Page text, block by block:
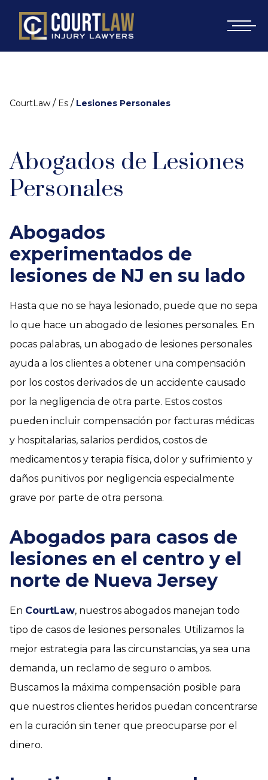
CourtLaw / Es / Lesiones Personales
Abogados de Lesiones
Personales
Abogados
experimentados de
lesiones de NJ en su lado
Hasta que no se haya lesionado, puede que no sepa
lo que hace un abogado de lesiones personales. En
pocas palabras, un abogado de lesiones personales
ayuda a los clientes a obtener una compensación
por los costos derivados de un accidente causado
por la negligencia de otra parte. Estos costos
pueden incluir compensación por facturas médicas
y hospitalarias, salarios perdidos, costos de
medicamentos y terapia física, dolor y sufrimiento y
daños punitivos por negligencia especialmente
grave por parte de otra persona.
Abogados para casos de
lesiones en el centro y el
norte de Nueva Jersey
En CourtLaw, nuestros abogados manejan todo
tipo de casos de lesiones personales. Utilizamos la
mejor estrategia para las circunstancias, ya sea una
demanda, un reclamo de seguro o ambos.
Buscamos la máxima compensación posible para
que nuestros clientes heridos puedan concentrarse
en la curación sin tener que preocuparse por el
dinero.